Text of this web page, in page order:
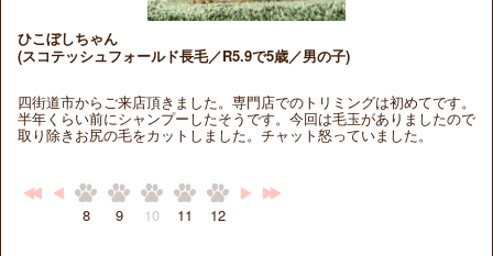
ひこぼしちゃん
(スコテッシュフォールド長毛／R5.9で5歳／男の子)
四街道市からご来店頂きました。専門店でのトリミングは初めてです。
半年くらい前にシャンプーしたそうです。今回は毛玉がありましたので
取り除きお尻の毛をカットしました。チャット怒っていました。
8 9 10 11 12